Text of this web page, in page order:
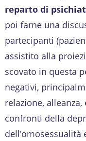
reparto di
poi farne una
partecipanti
assistito alla
scovato in questa
negativi,
relazione,
confronti della
dell’omosessualità